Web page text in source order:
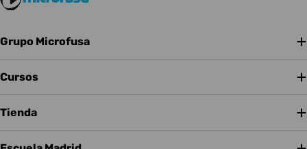
Grupo Microfusa
Cursos
Tienda